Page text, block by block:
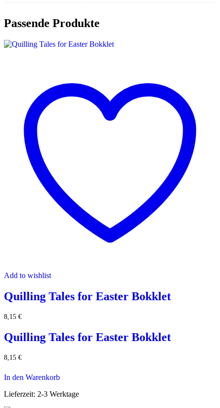
Passende Produkte
Add to wishlist
Quilling Tales for Easter Bokklet
8,15 €
Quilling Tales for Easter Bokklet
8,15 €
In den Warenkorb
Lieferzeit: 2-3 Werktage